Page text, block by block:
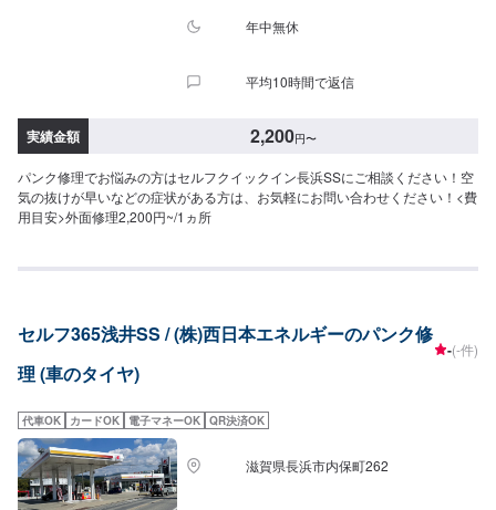
年中無休
平均10時間で返信
実績金額 2,200円〜
パンク修理でお悩みの方はセルフクイックイン長浜SSにご相談ください！空
気の抜けが早いなどの症状がある方は、お気軽にお問い合わせください！<費
用目安>外面修理2,200円~/1ヵ所
セルフ365浅井SS / (株)西日本エネルギーのパンク修
理 (車のタイヤ)
-(-件)
代車OK カードOK 電子マネーOK QR決済OK
滋賀県長浜市内保町262